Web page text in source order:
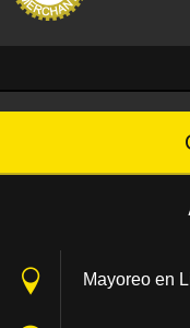
Mayoreo en